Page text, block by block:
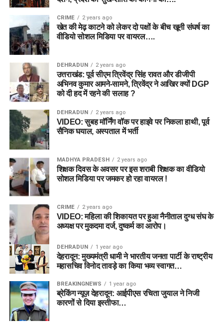
CRIME 2 years ago
खेत की मेढ़ काटने को लेकर दो पक्षों के बीच खूनी संघर्ष का
वीडियो सोशल मिडिया पर वायरल….
DEHRADUN 2 years ago
उत्तराखंड: पूर्व सीएम त्रिवेंद्र सिंह रावत और डीजीपी
अभिनव कुमार आमने-सामने, त्रिवेंद्र ने आखिर क्यों DGP
को दी हद में रहने की सलाह ?
DEHRADUN 2 years ago
VIDEO: सुबह मॉर्निंग वॉक पर हाइवे पर निकला हाथी, पूर्व
सैनिक घयाल, अस्पताल में भर्ती
MADHYA PRADESH 2 years ago
शिक्षक दिवस के अवसर पर इस शराबी शिक्षक का वीडियो
सोशल मिडिया पर जमकर हो रहा वायरल !
CRIME 2 years ago
VIDEO: महिला की शिकायत पर हुआ नैनीताल दुग्ध संघ के
अध्यक्ष पर मुकदमा दर्ज, दुष्कर्म का आरोप।
DEHRADUN 1 year ago
देहरादून: मुख्यमंत्री धामी ने भारतीय जनता पार्टी के राष्ट्रीय
महासचिव विनोद तावड़े का किया भव्य स्वागत…
BREAKINGNEWS 1 year ago
ब्रेकिंग न्यूज़ देहरादून: आईपीएस रचिता जुयाल ने निजी
कारणों से दिया इस्तीफा…